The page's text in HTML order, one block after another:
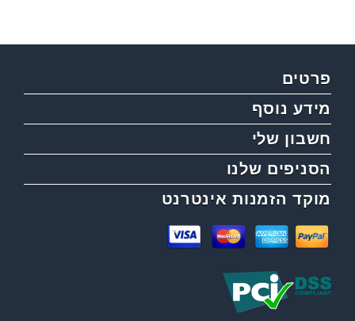
פרטים
מידע נוסף
חשבון שלי
הסניפים שלנו
מוקד הזמנות אינטרנט